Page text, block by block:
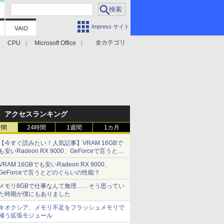
Impress サイト
全カテゴリ
CPU Microsoft Office
アクセスランキング
24時間 1週間 1カ月
今すぐ読みたい！人気記事】VRAM 16GBで
安いRadeon RX 9000、GeForceで言うとど
ぐらいの性能？ - PC Watch
16GBでも安いRadeon RX 9000、
で言うとどのぐらいの性能？
モリ8GBで仕事なんて無理……そう思ってい
時期が僕にもありました
オクシア、メモリ不足をフラッシュメモリで
う拡張モジュール